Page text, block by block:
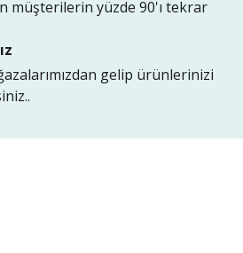
müşterilerin yüzde 90'ı tekrar
gelip ürünlerinizi